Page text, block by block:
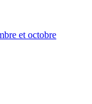
et octobre